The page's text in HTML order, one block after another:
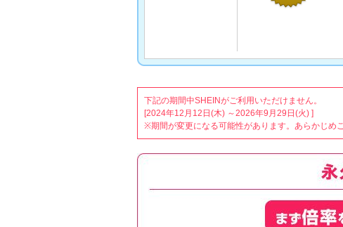
下記の期間中SHEINがご利用いただけません。
[2024年12月12日(木) ～2026年9月29日(火) ]
※期間が変更になる可能性があります。あらかじめ